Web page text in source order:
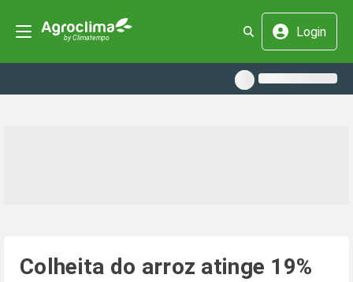
Login
Colheita do arroz atinge 19%